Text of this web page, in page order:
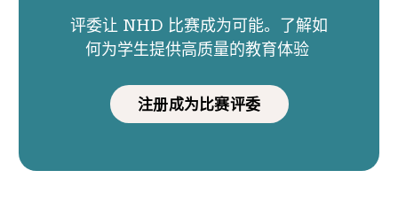
评委让 NHD 比赛成为可能。了解如
何为学生提供高质量的教育体验
注册成为比赛评委